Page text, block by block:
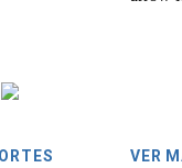
VER